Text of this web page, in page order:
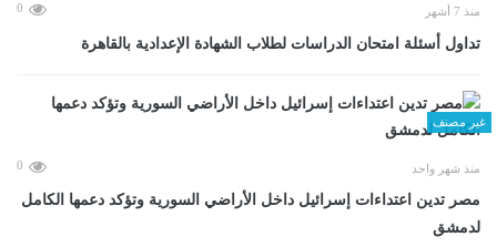
منذ 7 أشهر 0
تداول أسئلة امتحان الدراسات لطلاب الشهادة الإعدادية بالقاهرة
غير مصنف
منذ شهر واحد 0
مصر تدين اعتداءات إسرائيل داخل الأراضي السورية وتؤكد دعمها الكامل
لدمشق